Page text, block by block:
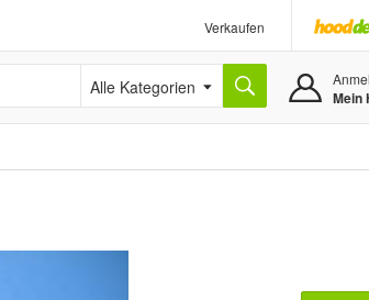
Verkaufen
Alle Kategorien
Mein